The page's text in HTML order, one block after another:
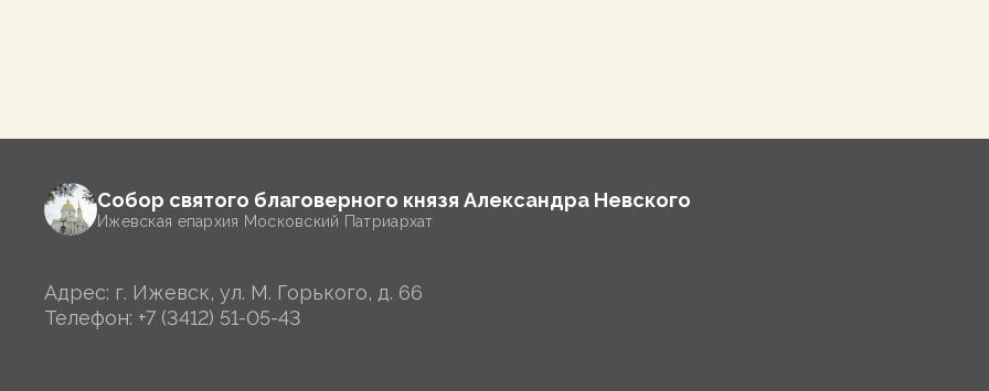
Собор святого благоверного князя Александра Невского
Ижевская епархия Московский Патриархат
Адрес: г. Ижевск, ул. М. Горького, д. 66
Телефон: +7 (3412) 51-05-43